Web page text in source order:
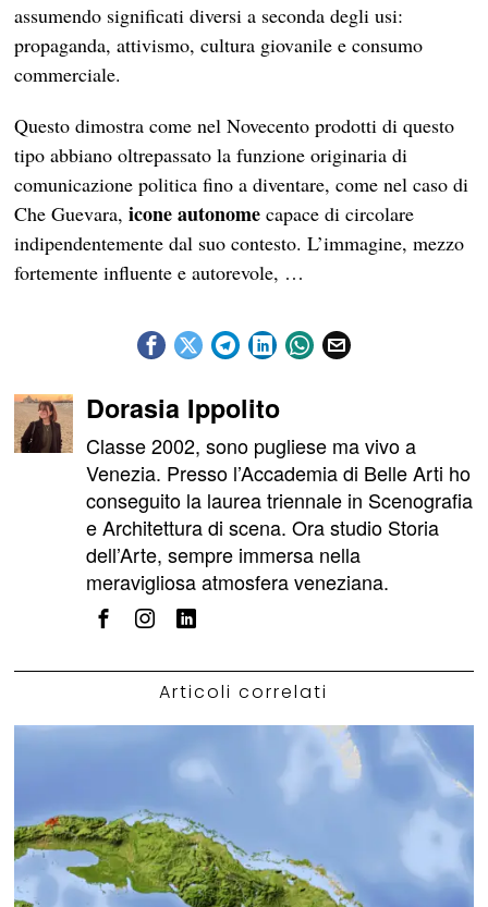
assumendo significati diversi a seconda degli usi:
propaganda, attivismo, cultura giovanile e consumo
commerciale.
Questo dimostra come nel Novecento prodotti di questo
tipo abbiano oltrepassato la funzione originaria di
comunicazione politica fino a diventare, come nel caso di
Che Guevara,icone autonome capace di circolare
indipendentemente dal suo contesto. L’immagine, mezzo
fortemente influente e autorevole, …
Dorasia Ippolito
Classe 2002, sono pugliese ma vivo a
Venezia. Presso l’Accademia di Belle Arti ho
conseguito la laurea triennale in Scenografia
e Architettura di scena. Ora studio Storia
dell’Arte, sempre immersa nella
meravigliosa atmosfera veneziana.
Articoli correlati